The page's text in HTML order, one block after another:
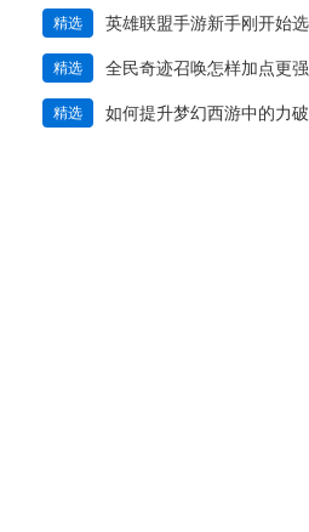
精选 英雄联盟手游新手刚开始
精选 全民奇迹召唤怎样加点更
精选 如何提升梦幻西游中的力